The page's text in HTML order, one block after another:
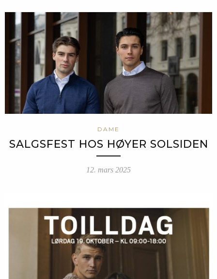
DAME
SALGSFEST HOS HØYER SOLSIDEN
12. mars 2025